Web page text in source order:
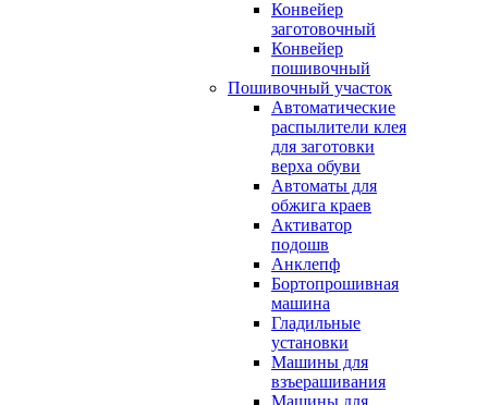
Конвейер
заготовочный
Конвейер
пошивочный
Пошивочный участок
Автоматические
распылители клея
для заготовки
верха обуви
Автоматы для
обжига краев
Активатор
подошв
Анклепф
Бортопрошивная
машина
Гладильные
установки
Машины для
взъерашивания
Машины для